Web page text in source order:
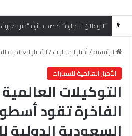
الرئيسية/أخبار السيارات/الأخبار العالمية
الأخبار العالمية للسيارات
التوكيلات
الفاخرة تقود
السعودية الدولية